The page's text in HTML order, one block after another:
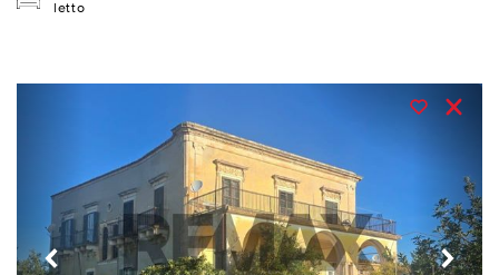
letto